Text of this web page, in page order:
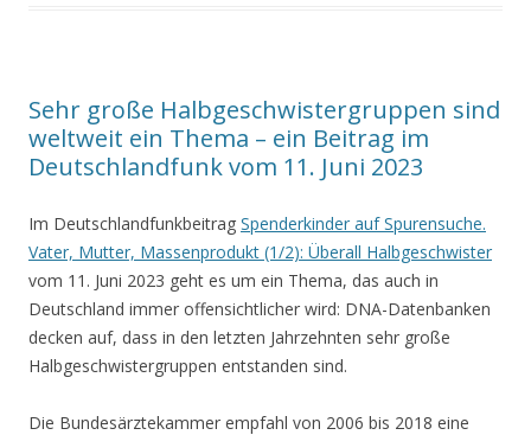
Sehr große Halbgeschwistergruppen sind
weltweit ein Thema – ein Beitrag im
Deutschlandfunk vom 11. Juni 2023
Im Deutschlandfunkbeitrag Spenderkinder auf Spurensuche.
Vater, Mutter, Massenprodukt (1/2): Überall Halbgeschwister
vom 11. Juni 2023 geht es um ein Thema, das auch in
Deutschland immer offensichtlicher wird: DNA-Datenbanken
decken auf, dass in den letzten Jahrzehnten sehr große
Halbgeschwistergruppen entstanden sind.
Die Bundesärztekammer empfahl von 2006 bis 2018 eine